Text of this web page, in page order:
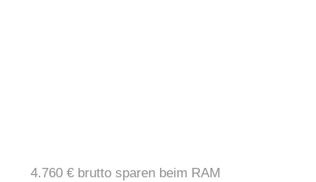
4.760 € brutto sparen beim RAM